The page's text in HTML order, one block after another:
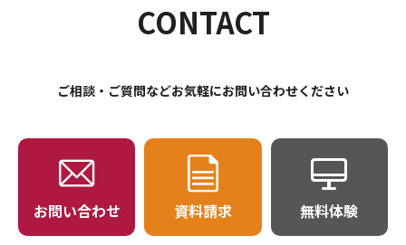
CONTACT
ご相談・ご質問などお気軽にお問い合わせください
お問い合わせ 資料請求 無料体験